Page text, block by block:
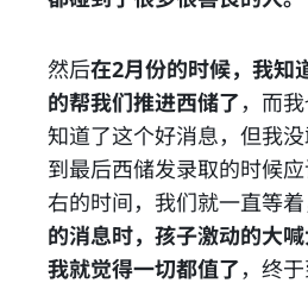
然后在2月份的时候，我知
的帮我们推进西储了，而
知道了这个好消息，但我
到最后西储发录取的时候
右的时间，我们就一直等着
的消息时，孩子激动的大
我就觉得一切都值了，终